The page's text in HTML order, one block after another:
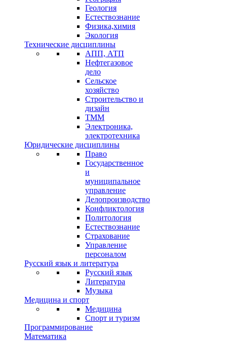
Геология
Естествознание
Физика,химия
Экология
Технические дисциплины
АПП, АТП
Нефтегазовое
дело
Сельское
хозяйство
Строительство и
дизайн
ТММ
Электроника,
электротехника
Юридические дисциплины
Право
Государственное
и
муниципальное
управление
Делопроизводство
Конфликтология
Политология
Естествознание
Страхование
Управление
персоналом
Русский язык и литература
Русский язык
Литература
Музыка
Медицина и спорт
Медицина
Спорт и туризм
Программирование
Математика